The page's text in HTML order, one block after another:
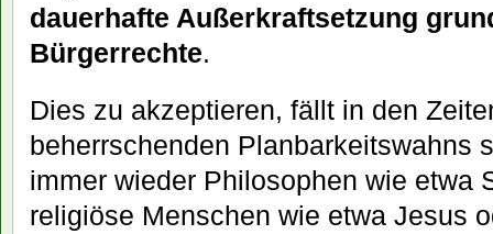
dauerhafte Außerkraftsetzung
Bürgerrechte.
Dies zu akzeptieren, fällt in den
beherrschenden Planbarkeitswahns
immer wieder Philosophen wie etwa
religiöse Menschen wie etwa Jesus